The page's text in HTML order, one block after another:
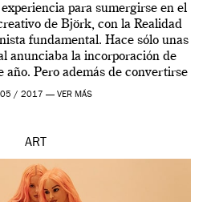
para sumergirse en el
de Björk, con la Realidad
fundamental. Hace sólo unas
anunciaba la incorporación de
año. Pero además de convertirse
más relevantes […]
/ 2017 — VER MÁS
ART